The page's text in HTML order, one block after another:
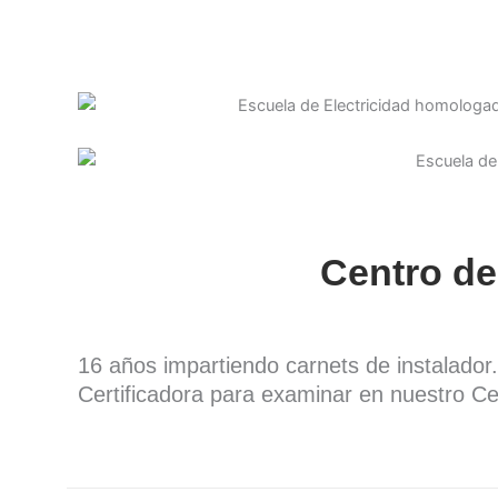
Centro
16 años impartiendo carnets de
Certificadora para examinar en nuestro